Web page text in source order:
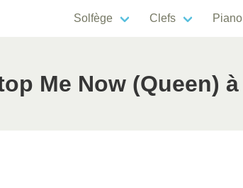
Solfège Clefs Piano
Me Now (Queen)